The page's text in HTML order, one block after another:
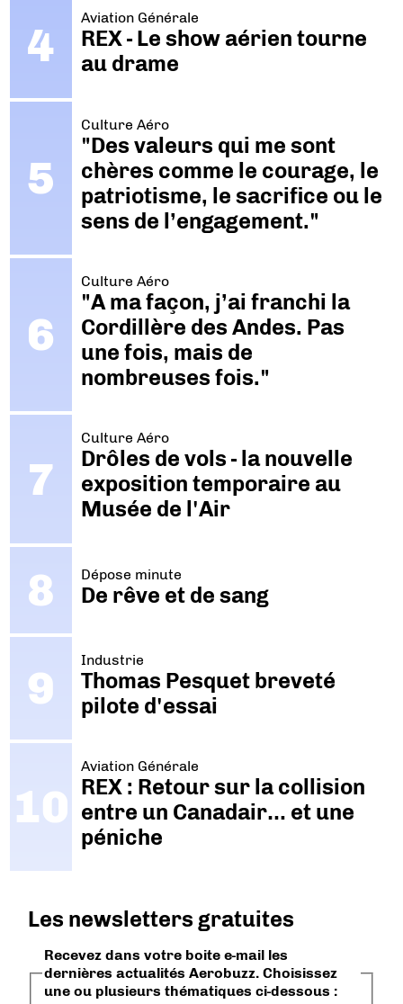
Aviation Générale
REX - Le show aérien tourne
au drame
Culture Aéro
"Des valeurs qui me sont
chères comme le courage, le
patriotisme, le sacrifice ou le
sens de l’engagement."
Culture Aéro
"A ma façon, j’ai franchi la
Cordillère des Andes. Pas
une fois, mais de
nombreuses fois."
Culture Aéro
Drôles de vols - la nouvelle
exposition temporaire au
Musée de l'Air
Dépose minute
De rêve et de sang
Industrie
Thomas Pesquet breveté
pilote d'essai
Aviation Générale
REX : Retour sur la collision
entre un Canadair… et une
péniche
Les newsletters gratuites
Recevez dans votre boite e-mail les
dernières actualités Aerobuzz. Choisissez
une ou plusieurs thématiques ci-dessous :